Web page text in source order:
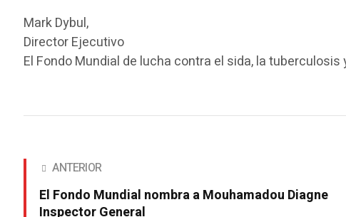
Mark Dybul,
Director Ejecutivo
El Fondo Mundial de lucha contra el sida, la tuberculosis
ANTERIOR
El Fondo Mundial nombra a Mouhamadou Diagne
Inspector General